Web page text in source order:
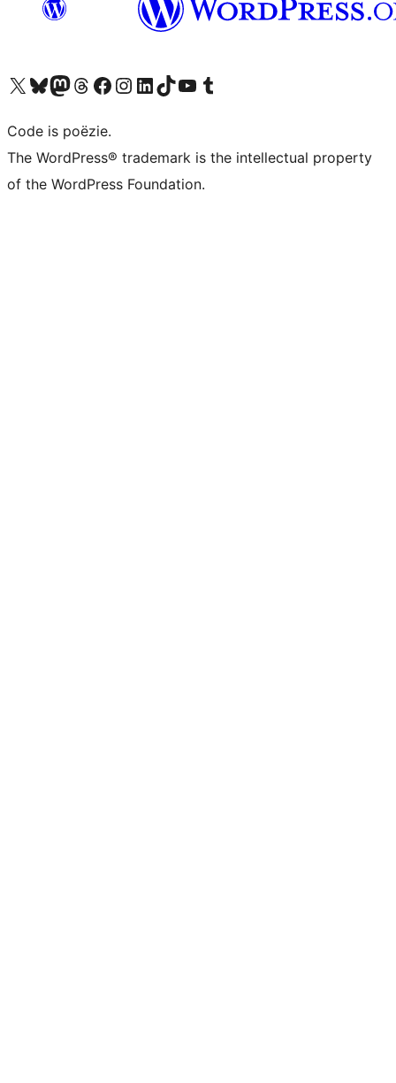
Bezoek ons X (voorheen Twitter) account
Bezoek ons Bluesky account
Bezoek ons Mastodon account
Bezoek ons Threads account
Onze Facebook pagina bezoeken
Bezoek ons Instagram account
Bezoek ons LinkedIn account
Bezoek ons TikTok account
Bezoek ons YouTube kanaalBezoek ons Tumblr account
Code is poëzie.
The WordPress® trademark is the intellectual property
of the WordPress Foundation.